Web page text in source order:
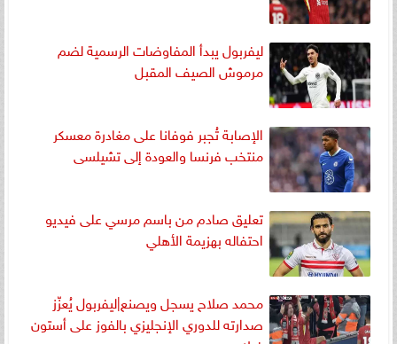
ليفربول يبدأ المفاوضات الرسمية لضم
مرموش الصيف المقبل
الإصابة تُجبر فوفانا على مغادرة معسكر
منتخب فرنسا والعودة إلى تشيلسى
تعليق صادم من باسم مرسي على فيديو
احتفاله بهزيمة الأهلي
محمد صلاح يسجل ويصنع|ليفربول يُعزّز
صدارته للدوري الإنجليزي بالفوز على أستون